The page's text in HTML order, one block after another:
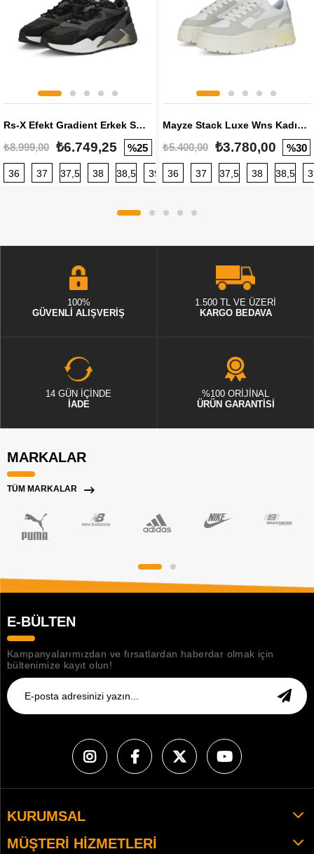
Rs-X Efekt Gradient Erkek Sneaker
₺8.999,00 ₺6.749,25 %25
36 37 37,5 38 38,5 39 40 40,5 41 42 42,5
Mayze Stack Luxe Wns Kadın Sneaker
₺5.400,00 ₺3.780,00 %30
36 37 37,5 38 38,5
100%
GÜVENLİ ALIŞVERİŞ
1.500 TL VE ÜZERİ
KARGO BEDAVA
14 GÜN İÇİNDE
İADE
%100 ORİJİNAL
ÜRÜN GARANTİSİ
MARKALAR
TÜM MARKALAR
E-BÜLTEN
Kampanyalarımızdan ve fırsatlardan haberdar olmak için
bültenimize kayıt olun!
KURUMSAL
MÜŞTERI HIZMETLERI